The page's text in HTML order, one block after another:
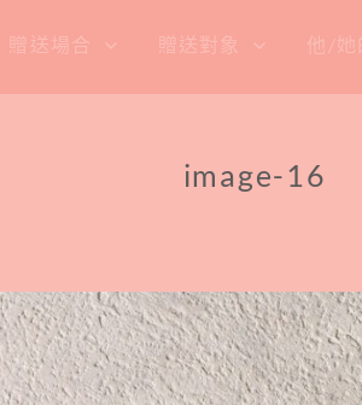
贈送場合 贈送對象 他/她
image-16